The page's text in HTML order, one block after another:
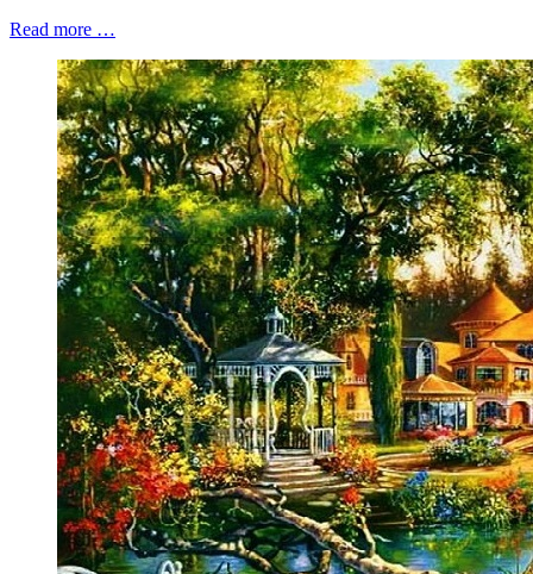
Read more …